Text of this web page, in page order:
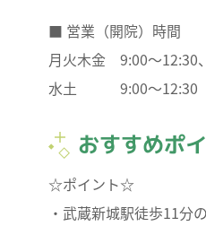
■ 営業（開院）時間
月火木金 9:00～12:30
水土 9:00～12:30
おすすめポ
☆ポイント☆
・武蔵新城駅徒歩11分